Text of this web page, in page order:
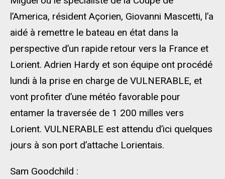
l’America, résident Açorien, Giovanni Mascetti, l’a
aidé à remettre le bateau en état dans la
perspective d’un rapide retour vers la France et
Lorient. Adrien Hardy et son équipe ont procédé
lundi à la prise en charge de VULNERABLE, et
vont profiter d’une météo favorable pour
entamer la traversée de 1 200 milles vers
Lorient. VULNERABLE est attendu d’ici quelques
jours à son port d’attache Lorientais.
Sam Goodchild :